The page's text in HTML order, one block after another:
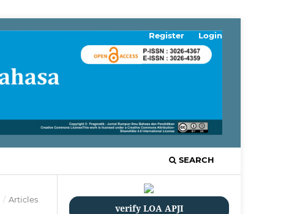
SEARCH
Register Login
/ Articles
verify LOA APJI